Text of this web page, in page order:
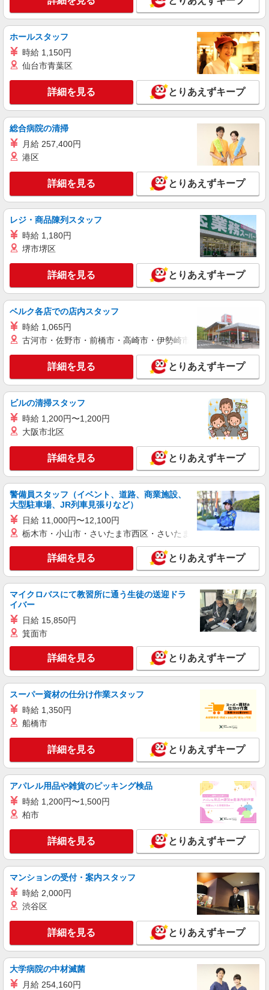
ホールスタッフ
時給 1,150円
仙台市青葉区
詳細を見る とりあえずキープ
総合病院の清掃
月給 257,400円
港区
詳細を見る とりあえずキープ
レジ・商品陳列スタッフ
時給 1,180円
堺市堺区
詳細を見る とりあえずキープ
ベルク各店での店内スタッフ
時給 1,065円
古河市・佐野市・前橋市・高崎市・伊勢崎市・太田市・館林市
詳細を見る とりあえずキープ
ビルの清掃スタッフ
時給 1,200円〜1,200円
大阪市北区
詳細を見る とりあえずキープ
警備員スタッフ（イベント、道路、商業施設、
大型駐車場、JR列車見張りなど）
日給 11,000円〜12,100円
栃木市・小山市・さいたま市西区・さいたま市岩槻区・久喜市・
詳細を見る とりあえずキープ
マイクロバスにて教習所に通う生徒の送迎ドラ
イバー
日給 15,850円
箕面市
詳細を見る とりあえずキープ
スーパー資材の仕分け作業スタッフ
時給 1,350円
船橋市
詳細を見る とりあえずキープ
アパレル用品や雑貨のピッキング検品
時給 1,200円〜1,500円
柏市
詳細を見る とりあえずキープ
マンションの受付・案内スタッフ
時給 2,000円
渋谷区
詳細を見る とりあえずキープ
大学病院の中材滅菌
月給 254,160円